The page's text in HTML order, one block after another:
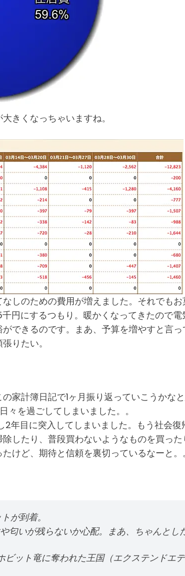
きくなっちゃいますね。
しのための費用が増えました。それでもお
円にするつもり。暖かくなってきたので
できるのです。まあ、予算を増やすと言
りたい。
家計簿日記で1ヶ月振り返っていこうかなと
々を過ごしてしまいました。。
年目に突入してしまいました。もう社会復
したり、普段買わないようなものを買っ
けど、期待と信頼を裏切っているなーと。
が到着。
匂いが残らないか心配。まあ、ちゃんとし
ット竜に奪われた王国（エクステンドエ